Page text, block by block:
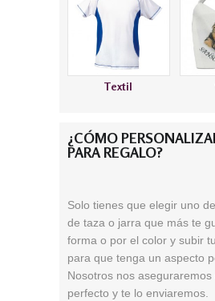
Textil
¿CÓMO
PARA REGALO?
Solo tienes que elegir uno
de taza o jarra que más te
forma o por el color y subir
para que tenga un aspecto
Nosotros nos
perfecto y te lo enviaremos.